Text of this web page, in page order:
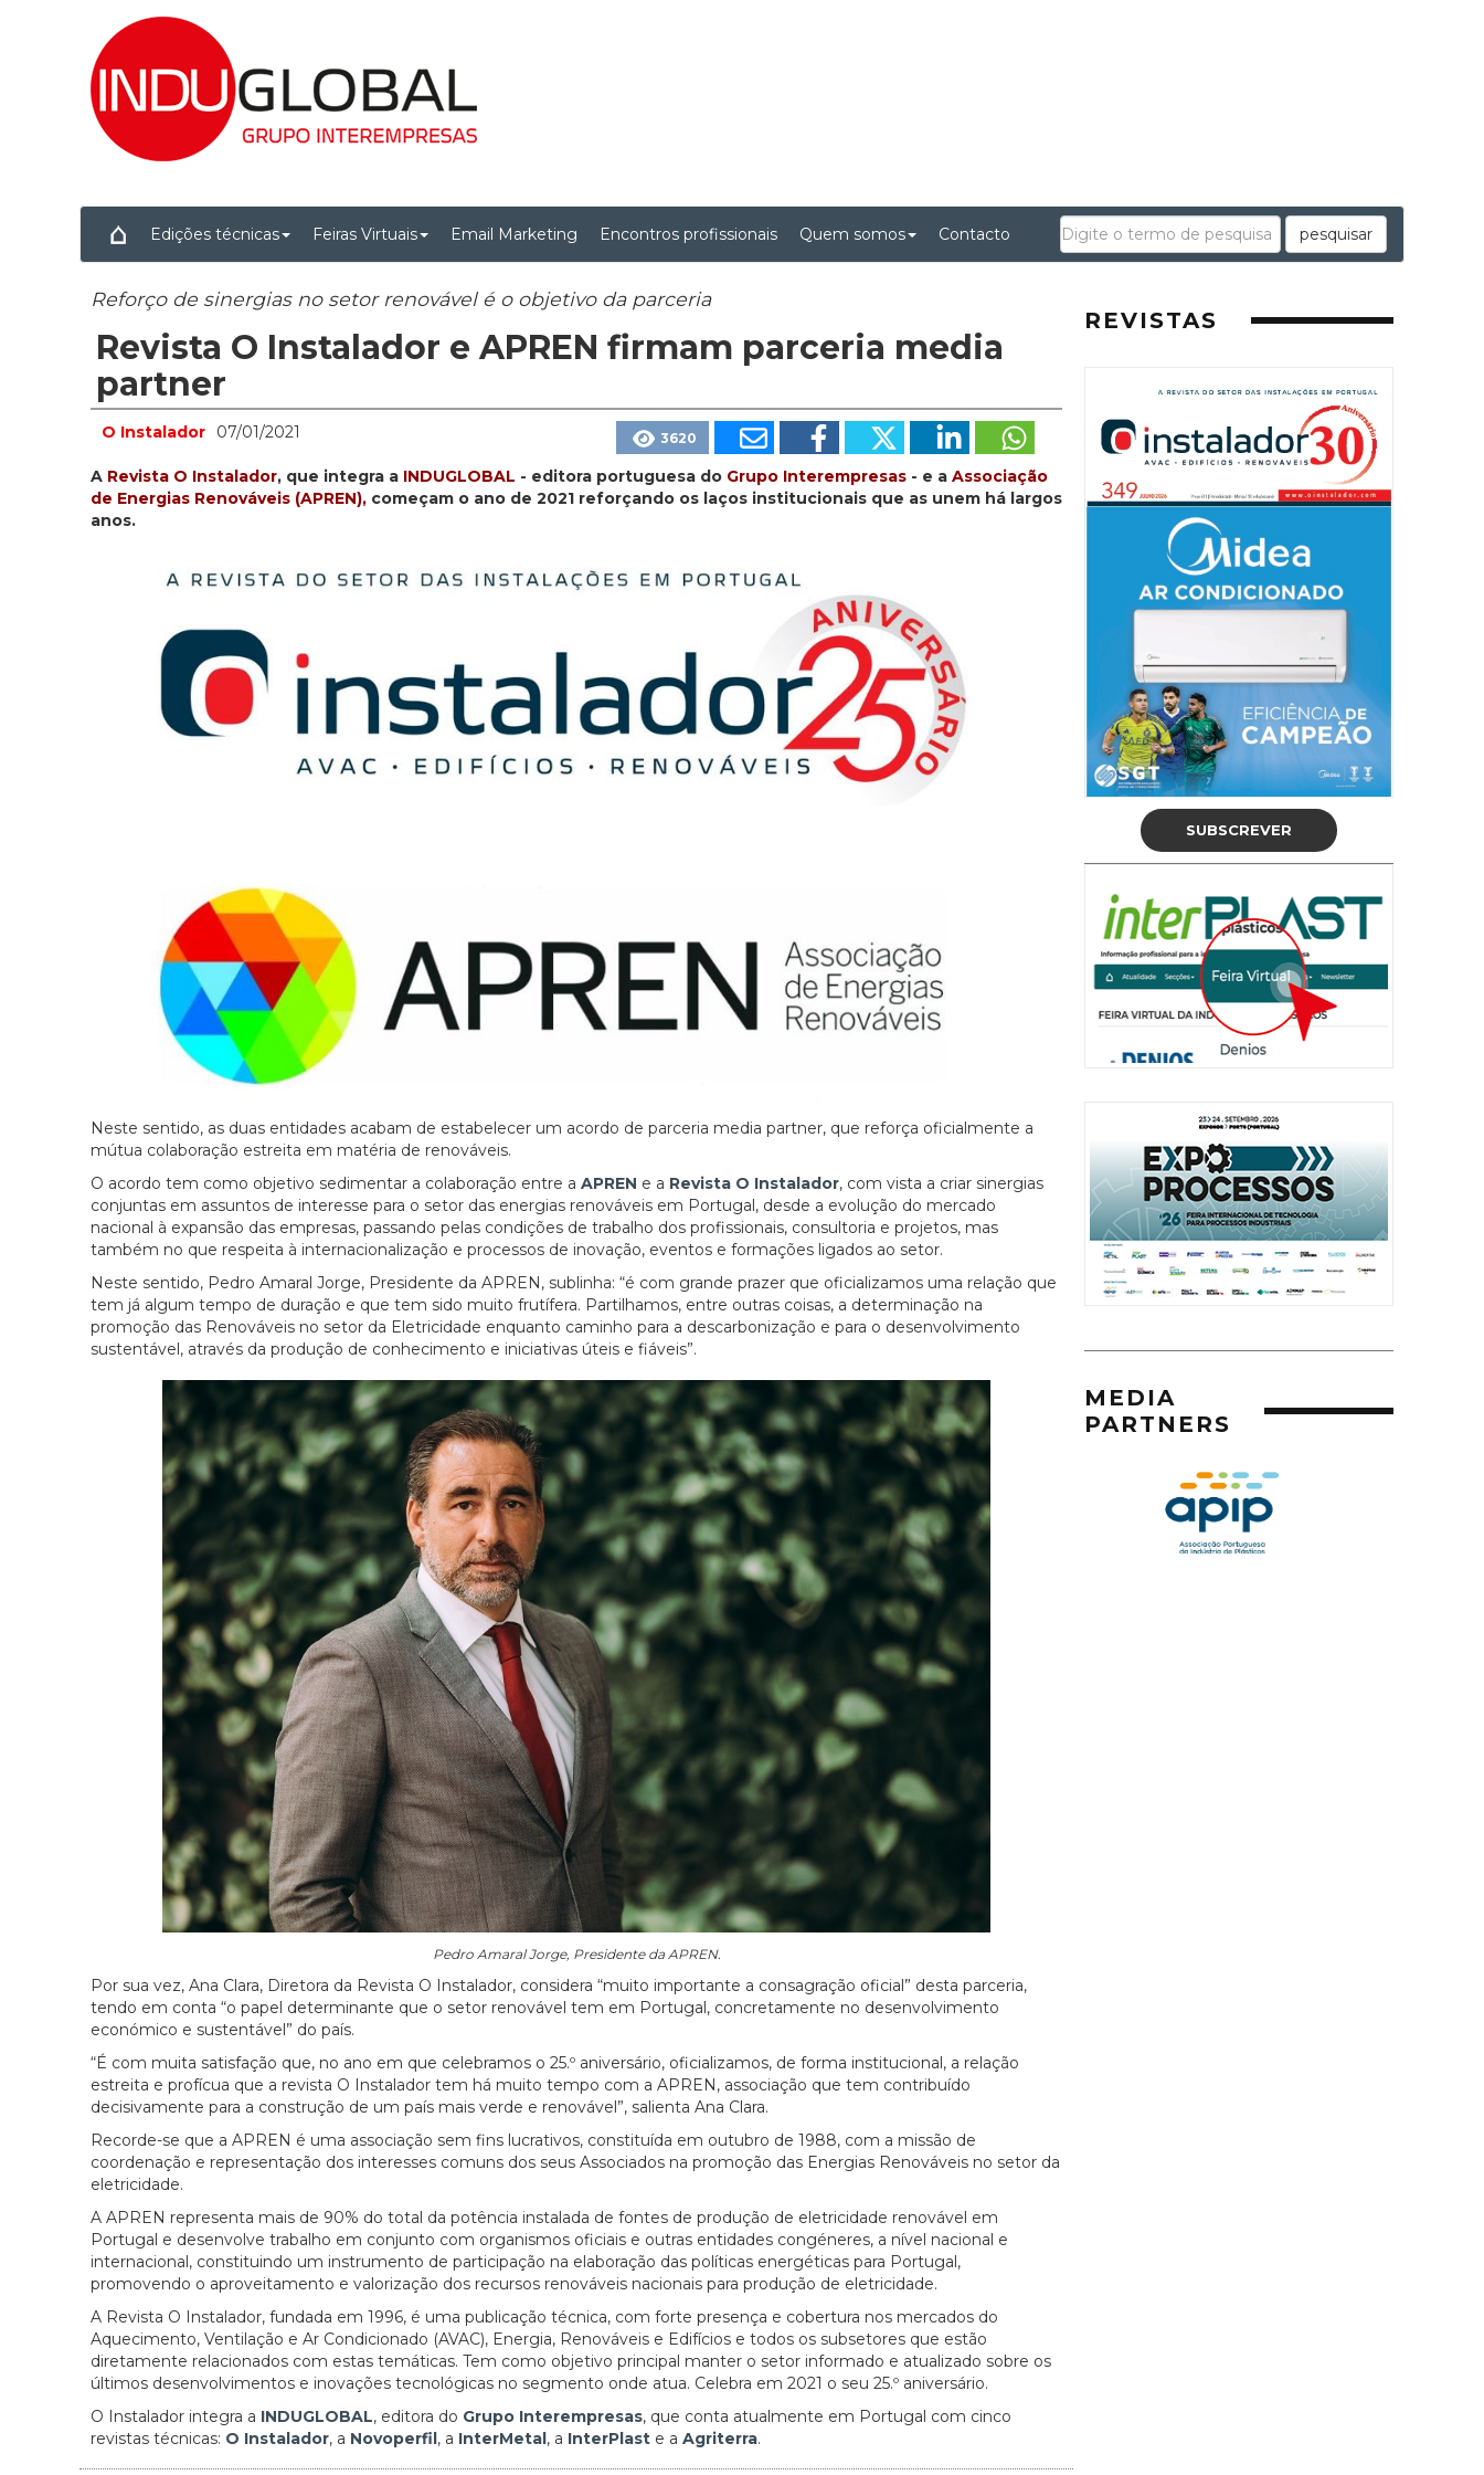
Edições técnicas Feiras Virtuais Email Marketing Encontros profissionais Quem somos Contacto pesquisar
Reforço de sinergias no setor renovável é o objetivo da parceria
Revista O Instalador e APREN firmam parceria media
partner
O Instalador 07/01/2021 3620
A Revista O Instalador, que integra a INDUGLOBAL - editora portuguesa do Grupo Interempresas - e a Associação
de Energias Renováveis (APREN), começam o ano de 2021 reforçando os laços institucionais que as unem há largos
anos.
Neste sentido, as duas entidades acabam de estabelecer um acordo de parceria media partner, que reforça oficialmente a
mútua colaboração estreita em matéria de renováveis.
O acordo tem como objetivo sedimentar a colaboração entre a APREN e a Revista O Instalador, com vista a criar sinergias
conjuntas em assuntos de interesse para o setor das energias renováveis em Portugal, desde a evolução do mercado
nacional à expansão das empresas, passando pelas condições de trabalho dos profissionais, consultoria e projetos, mas
também no que respeita à internacionalização e processos de inovação, eventos e formações ligados ao setor.
Neste sentido, Pedro Amaral Jorge, Presidente da APREN, sublinha: “é com grande prazer que oficializamos uma relação que
tem já algum tempo de duração e que tem sido muito frutífera. Partilhamos, entre outras coisas, a determinação na
promoção das Renováveis no setor da Eletricidade enquanto caminho para a descarbonização e para o desenvolvimento
sustentável, através da produção de conhecimento e iniciativas úteis e fiáveis”.
Pedro Amaral Jorge, Presidente da APREN.
Por sua vez, Ana Clara, Diretora da Revista O Instalador, considera “muito importante a consagração oficial” desta parceria,
tendo em conta “o papel determinante que o setor renovável tem em Portugal, concretamente no desenvolvimento
económico e sustentável” do país.
“É com muita satisfação que, no ano em que celebramos o 25.º aniversário, oficializamos, de forma institucional, a relação
estreita e profícua que a revista O Instalador tem há muito tempo com a APREN, associação que tem contribuído
decisivamente para a construção de um país mais verde e renovável”, salienta Ana Clara.
Recorde-se que a APREN é uma associação sem fins lucrativos, constituída em outubro de 1988, com a missão de
coordenação e representação dos interesses comuns dos seus Associados na promoção das Energias Renováveis no setor da
eletricidade.
A APREN representa mais de 90% do total da potência instalada de fontes de produção de eletricidade renovável em
Portugal e desenvolve trabalho em conjunto com organismos oficiais e outras entidades congéneres, a nível nacional e
internacional, constituindo um instrumento de participação na elaboração das políticas energéticas para Portugal,
promovendo o aproveitamento e valorização dos recursos renováveis nacionais para produção de eletricidade.
A Revista O Instalador, fundada em 1996, é uma publicação técnica, com forte presença e cobertura nos mercados do
Aquecimento, Ventilação e Ar Condicionado (AVAC), Energia, Renováveis e Edifícios e todos os subsetores que estão
diretamente relacionados com estas temáticas. Tem como objetivo principal manter o setor informado e atualizado sobre os
últimos desenvolvimentos e inovações tecnológicas no segmento onde atua. Celebra em 2021 o seu 25.º aniversário.
O Instalador integra a INDUGLOBAL, editora do Grupo Interempresas, que conta atualmente em Portugal com cinco
revistas técnicas: O Instalador, a Novoperfil, a InterMetal, a InterPlast e a Agriterra.
REVISTAS
SUBSCREVER
MEDIA
PARTNERS